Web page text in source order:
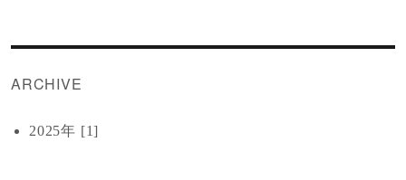
ARCHIVE
2025年 [1]